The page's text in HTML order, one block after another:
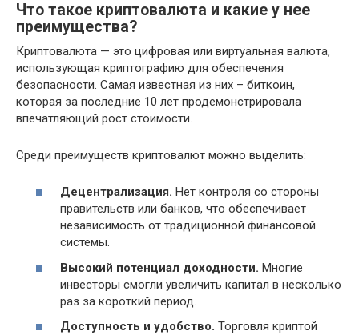
Что такое криптовалюта и какие у нее
преимущества?
Криптовалюта — это цифровая или виртуальная валюта,
использующая криптографию для обеспечения
безопасности. Самая известная из них – биткоин,
которая за последние 10 лет продемонстрировала
впечатляющий рост стоимости.
Среди преимуществ криптовалют можно выделить:
Децентрализация. Нет контроля со стороны
правительств или банков, что обеспечивает
независимость от традиционной финансовой
системы.
Высокий потенциал доходности. Многие
инвесторы смогли увеличить капитал в несколько
раз за короткий период.
Доступность и удобство. Торговля криптой